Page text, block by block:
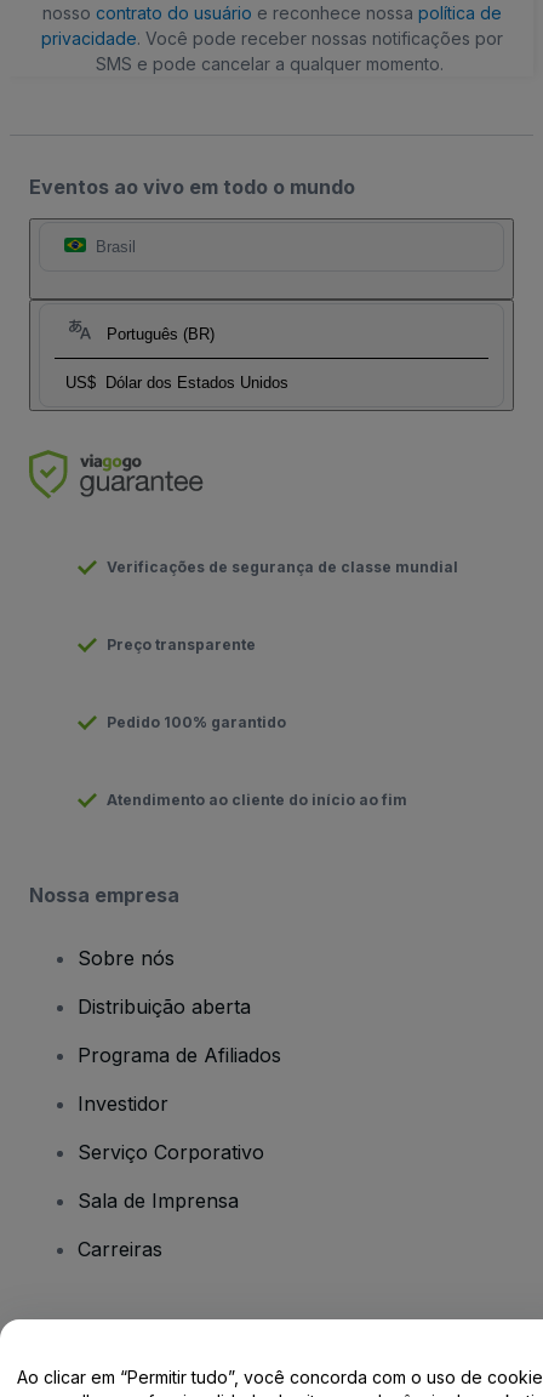
nosso contrato do usuário e reconhece nossa política de
privacidade. Você pode receber nossas notificações por
SMS e pode cancelar a qualquer momento.
Eventos ao vivo em todo o mundo
Brasil
Português (BR)
US$ Dólar dos Estados Unidos
Verificações de segurança de classe mundial
Preço transparente
Pedido 100% garantido
Atendimento ao cliente do início ao fim
Nossa empresa
Sobre nós
Distribuição aberta
Programa de Afiliados
Investidor
Serviço Corporativo
Sala de Imprensa
Carreiras
Ao clicar em “Permitir tudo”, você concorda com o uso de